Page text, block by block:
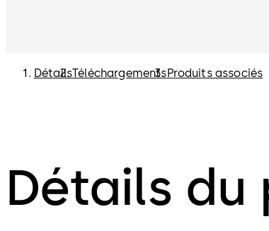
DétailsTéléchargementsProduits associés
Détails du